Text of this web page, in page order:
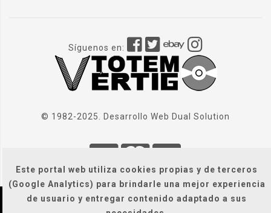
Este portal web utiliza cookies propias y de terceros
(Google Analytics) para brindarle una mejor experiencia
de usuario y entregar contenido adaptado a sus
Síguenos en:
© 1982-2025. Desarrollo Web Dual Solution